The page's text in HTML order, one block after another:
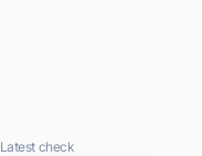
Latest check